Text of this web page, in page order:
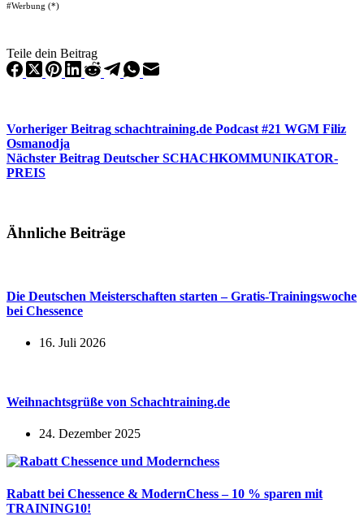
#Werbung (*)
Teile dein Beitrag
Vorheriger Beitrag schachtraining.de Podcast #21 WGM Filiz
Osmanodja
Nächster Beitrag Deutscher SCHACHKOMMUNIKATOR-
PREIS
Ähnliche Beiträge
Die Deutschen Meisterschaften starten – Gratis-Trainingswoche
bei Chessence
16. Juli 2026
Weihnachtsgrüße von Schachtraining.de
24. Dezember 2025
Rabatt bei Chessence & ModernChess – 10 % sparen mit
TRAINING10!